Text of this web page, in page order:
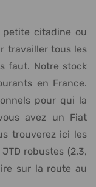
citadine ou
travailler tous les
faut. Notre stock
en France.
pour qui la
avez un Fiat
trouverez ici les
robustes (2.3,
sur la route au